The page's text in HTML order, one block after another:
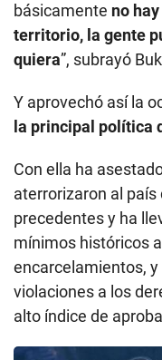
básicamente no
territorio, la gente
quiera”, subrayó
Y aprovechó así la
la principal política
Con ella ha
aterrorizaron al
precedentes y ha
mínimos históricos
encarcelamientos,
violaciones a los
alto índice de